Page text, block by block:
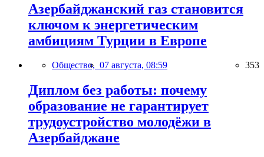
Азербайджанский газ становится
ключом к энергетическим
амбициям Турции в Европе
Общество, 07 августа, 08:59 353
Диплом без работы: почему
образование не гарантирует
трудоустройство молодёжи в
Азербайджане